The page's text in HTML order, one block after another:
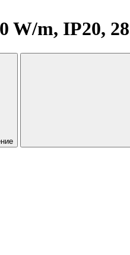
W/m, IP20,